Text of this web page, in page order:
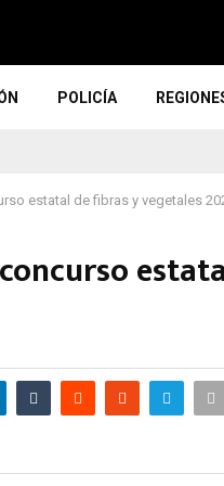
POLICÍA
estatal de fibras y vegetales